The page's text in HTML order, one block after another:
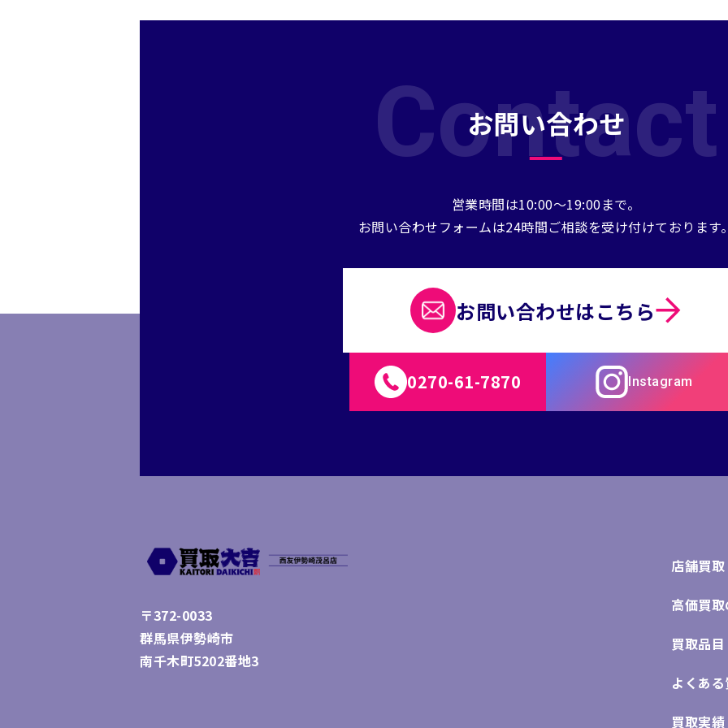
Contact
お問い合わせ
営業時間は10:00～19:00まで。
お問い合わせフォームは24時間ご相談を受け付けております
お問い合わせはこちら
0270-61-7870 Instagram
〒372-0033
群馬県伊勢崎市
南千木町5202番地3
店舗買取
高価買
買取品目
よくあ
買取実績